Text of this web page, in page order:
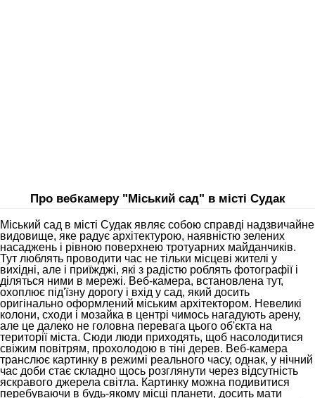
Про вебкамеру "Міський сад" в місті Судак
Міський сад в місті Судак являє собою справді надзвичайне
видовище, яке радує архітектурою, наявністю зелених
насаджень і рівною поверхнею тротуарних майданчиків.
Тут люблять проводити час не тільки місцеві жителі у
вихідні, але і приїжджі, які з радістю роблять фотографії і
діляться ними в мережі. Веб-камера, встановлена тут,
охоплює під'їзну дорогу і вхід у сад, який досить
оригінально оформлений міським архітектором. Невеликі
колони, сходи і мозайка в центрі чимось нагадують арену,
але це далеко не головна перевага цього об'єкта на
території міста. Сюди люди приходять, щоб насолодитися
свіжим повітрям, прохолодою в тіні дерев. Веб-камера
транслює картинку в режимі реального часу, однак, у нічний
час доби стає складно щось розглянути через відсутність
яскравого джерела світла. Картинку можна подивитися
перебуваючи в будь-якому місці планети, досить мати